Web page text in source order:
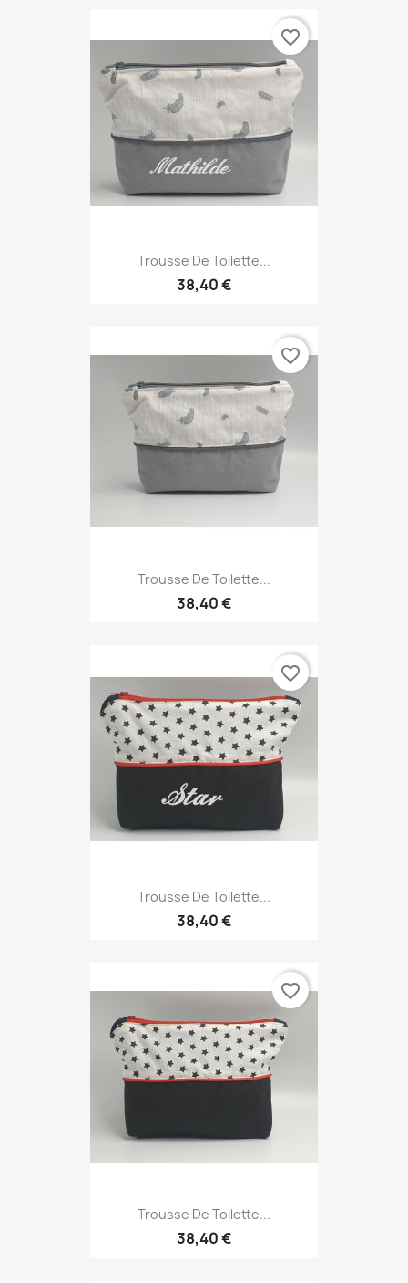
Trousse De Toilette...
38,40 €
favorite_border
Trousse De Toilette...
38,40 €
favorite_border
Trousse De Toilette...
38,40 €
favorite_border
Trousse De Toilette...
38,40 €
favorite_border